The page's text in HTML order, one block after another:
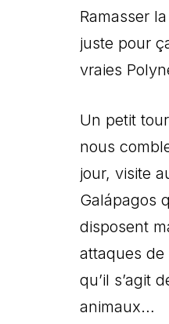
Ramasser
juste pour
vraies
Un petit
nous
jour, visite
Galápagos
disposent
attaques
qu’il s’agit
animaux…